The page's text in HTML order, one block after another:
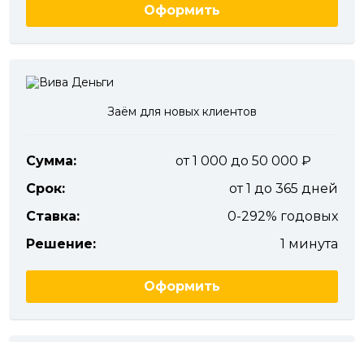
Оформить
Заём для новых клиентов
Сумма:
от 1 000 до 50 000
Срок:
от 1 до 365 дней
Ставка:
0-292% годовых
Решение:
1 минута
Оформить